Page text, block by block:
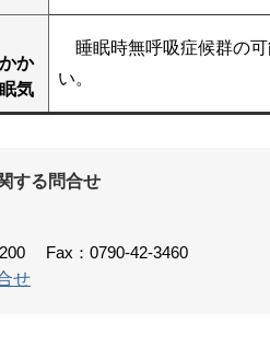
か
気
睡眠時無呼吸症候群の可
い。
する問合せ
Fax：0790-42-3460
せ